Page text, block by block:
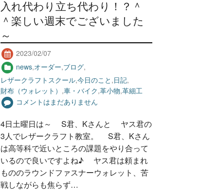
入れ代わり立ち代わり！？＾
＾楽しい週末でございました
～
2023/02/07
news,オーダー,ブログ,
レザークラフトスクール,今日のこと ,日記,
財布（ウォレット） ,車・バイク,革小物,革細工
コメントはまだありません
4日土曜日は～ S君、Kさんと ヤス君の
3人でレザークラフト教室。 S君、Kさん
は高等科で近いところの課題をやり合って
いるので良いですよね♪ ヤス君は頼まれ
もののラウンドファスナーウォレット、苦
戦しながらも焦らず…